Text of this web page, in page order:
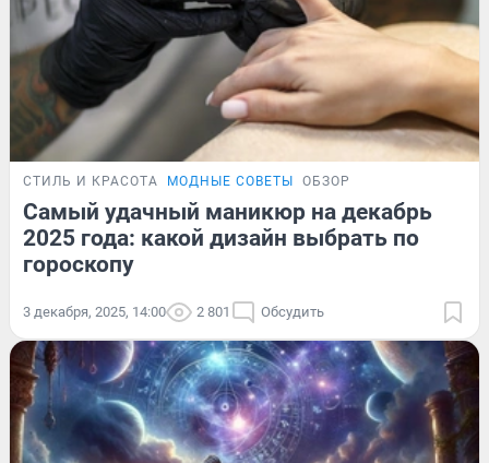
СТИЛЬ И КРАСОТА МОДНЫЕ СОВЕТЫ ОБЗОР
Самый удачный маникюр на декабрь
2025 года: какой дизайн выбрать по
гороскопу
3 декабря, 2025, 14:00 2 801 Обсудить